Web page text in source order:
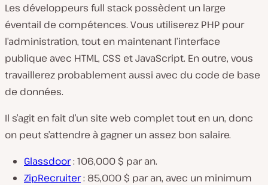
Les développeurs full stack possèdent un large
éventail de compétences. Vous utiliserez PHP pour
l’administration, tout en maintenant l’interface
publique avec HTML, CSS et JavaScript. En outre, vous
travaillerez probablement aussi avec du code de base
de données.
Il s’agit en fait d’un site web complet tout en un, donc
on peut s’attendre à gagner un assez bon salaire.
Glassdoor: 106,000 $ par an.
ZipRecruiter: 85,000 $ par an, avec un minimum